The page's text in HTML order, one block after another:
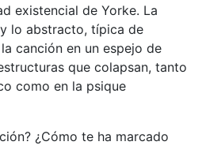
existencial de Yorke. La
lo abstracto, típica de
canción en un espejo de
que colapsan, tanto
como en la psique
¿Cómo te ha marcado